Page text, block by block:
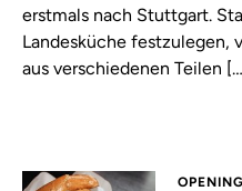
erstmals nach Stuttgart.
Landesküche festzulegen,
aus verschiedenen Teilen
OPENING